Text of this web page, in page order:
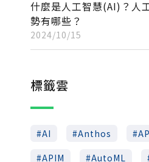
什麼是人工智慧(AI)？人
勢有哪些？
2024/10/15
標籤雲
AI Anthos
APIM
AutoML